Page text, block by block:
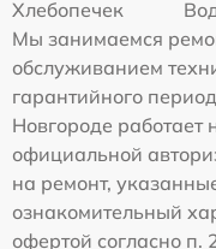
Хлебопечек
Мы занимаемся
обслуживанием
гарантийного
Новгороде работает
официальной
на ремонт,
ознакомительный
офертой согласно п.